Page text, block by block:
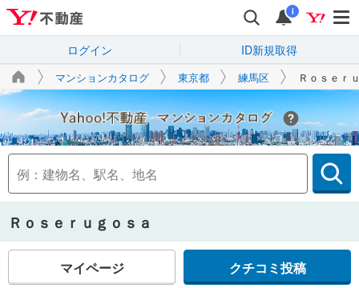
i
ログイン ID新規取得
マンションカタログ 東京都 練馬区 Ｒｏｓｅｒ
Yahoo!不動産
Ｒｏｓｅｒｕｇｏｓａ
マイページ クチコミ投稿